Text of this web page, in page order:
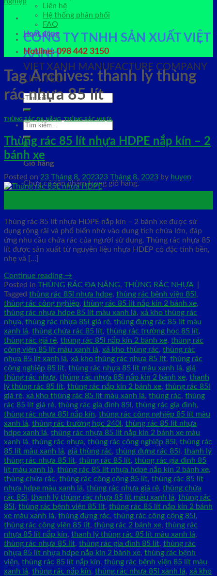
CÔNG TY TNHH SẢN XUẤT VIỆT
XANH
VIET XANH MANUFACTURE COMPANY
LIMITED
Tìm
Tìm
0
Giỏ hàng
Chưa có sản phẩm trong giỏ hàng.
Liên hệ
Hệ thống phân phối
FAQ
Hoạt động
Hotline: 098 442 3150
Tag Archives: thanh lý thùng
rác nhựa 85 lít
THÙNG RÁC ĐA NĂNG,THÙNG RÁC NHỰA
Thùng rác 85 lít nhựa HDPE nắp kín – 2
bánh xe
Posted on 23 Tháng 8, 202323 Tháng 8, 2023 by huyen
Thùng rác 85 lít nhựa HDPE nắp kín – 2 bánh xe được sử
dụng rộng rãi và phổ biến nhờ vào dung tích chứa lớn, đáp
ứng nhu cầu chứa rác của người sử dụng. Thùng rác nhựa 85
lít được sản xuất từ nguyên liệu nhựa HDEP có đặc tính bền,
nhẹ và […]
Continue reading →
Posted in THÙNG RÁC ĐA NĂNG, THÙNG RÁC NHỰA
Tagged thùng rác 85l nhựa hdpe, thùng rác bệnh viện 85l ,
thùng rác công nghiệp, thùng rác 85 lít nắp kín 2 bánh xe,
thùng rác nhựa hdpe 85 lít màu xanh lá, xả kho thùng rác
nhựa, thùng rác nhựa 85l giá rẻ, thùng đựng rác 85 lít màu
xanh lá, thùng chứa rác 85 lít, thùng rác trường học 85 lít,
thùng rác giá rẻ, thùng rác 85l nắp kín 2 bánh xe, thùng rác
công viên 85 lít màu xanh lá, xả kho thùng rác, thùng rác
nhựa 85 lít xanh lá, xả kho thùng rác nhựa 85 lít, thùng rác
công nghiệp 85 lít, thùng rác nhựa 85 lít màu xanh lá, giá
thùng rác nhựa, thùng rác nhựa 85l nắp kín 2 bánh xe, thanh
lý thùng rác 85 lít, thùng rác nắp kín 2 bánh xe, thùng rác 85l
giá rẻ, xả kho thùng rác 85 lít màu xanh lá, thùng rác, thùng
rác 85 lít giá rẻ, thùng rác gia đình 85l , thùng rác gia đình,
thùng rác nhựa 85l nắp kín, thùng rác công nghiệp 85 lít màu
xanh lá, thùng rác trường học 240l , thùng rác 85 lít nhựa
hdpe xanh lá, thùng rác nhựa 85 lít nắp kín 2 bánh xe màu
xanh lá, thùng rác nhựa, thùng rác công nghiệp 85l , thùng rác
85 lít màu xanh lá, giá thùng rác, thùng đựng rác 85l , thanh lý
thùng rác nhựa 85 lít, thùng rác 85 lít, thùng rác gia đình 85
lít màu xanh lá, thùng rác 85 lít nhựa hdpe nắp kín 2 bánh xe,
thùng chứa rác, thùng rác công cộng 85 lít, thùng rác 85 lít
nhựa hdpe màu xanh lá, thùng rác nhựa giá rẻ, thùng chứa
rác 85l , thanh lý thùng rác nhựa 85 lít màu xanh lá, thùng rác
85l , thùng rác bệnh viện 85 lít, thùng rác 85 lít nắp kín 2 bánh
xe màu xanh lá, thùng đựng rác, thùng rác công cộng 85l ,
thùng rác công viên 85 lít, thùng rác 2 bánh xe, thùng rác
nhựa 85 lít nắp kín, thanh lý thùng rác 85 lít màu xanh lá,
thùng rác nhựa 85 lít, thùng rác gia đình 85 lít, thùng rác
nhựa 85 lít nhựa hdpe nắp kín 2 bánh xe, thùng rác bệnh
viện, thùng rác 85 lít nắp kín, thùng rác bệnh viện 85 lít màu
xanh lá, thùng rác nắp kín, thùng rác nhựa 85l xanh lá, xả kho